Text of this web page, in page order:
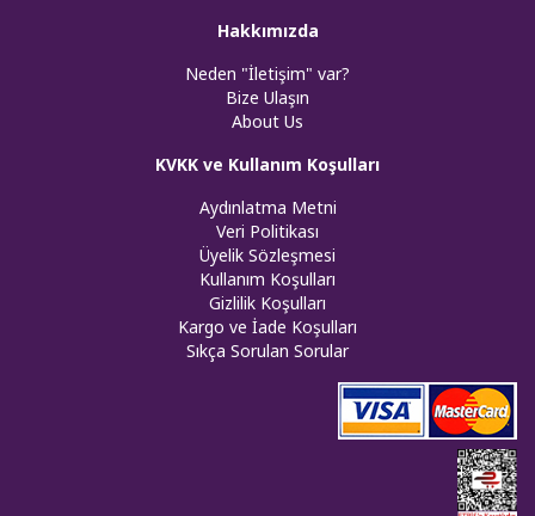
Hakkımızda
Neden "İletişim" var?
Bize Ulaşın
About Us
KVKK ve Kullanım Koşulları
Aydınlatma Metni
Veri Politikası
Üyelik Sözleşmesi
Kullanım Koşulları
Gizlilik Koşulları
Kargo ve İade Koşulları
Sıkça Sorulan Sorular